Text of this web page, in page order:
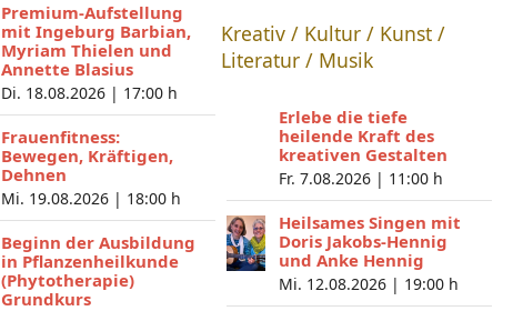
Premium-Aufstellung
mit Ingeburg Barbian,
Myriam Thielen und
Annette Blasius
Di. 18.08.2026 | 17:00 h
Frauenfitness:
Bewegen, Kräftigen,
Dehnen
Mi. 19.08.2026 | 18:00 h
Beginn der Ausbildung
in Pflanzenheilkunde
(Phytotherapie)
Grundkurs
Kreativ / Kultur / Kunst /
Literatur / Musik
Erlebe die tiefe
heilende Kraft des
kreativen Gestalten
Fr. 7.08.2026 | 11:00 h
Heilsames Singen mit
Doris Jakobs-Hennig
und Anke Hennig
Mi. 12.08.2026 | 19:00 h